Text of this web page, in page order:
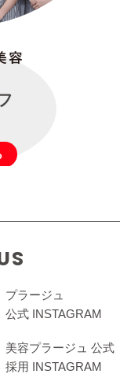
プラージュ
公式 INSTAGRAM
美容プラージュ 公式
採用 INSTAGRAM